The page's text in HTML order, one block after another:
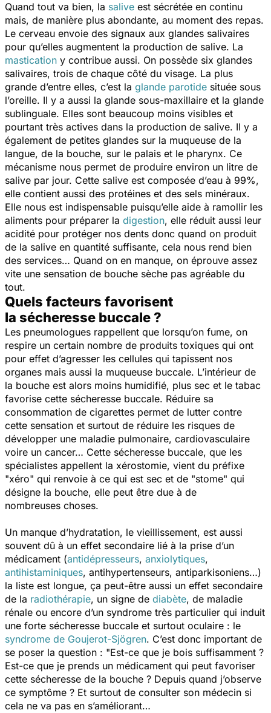
Quand tout va bien, la salive est sécrétée en continu
mais, de manière plus abondante, au moment des repas.
Le cerveau envoie des signaux aux glandes salivaires
pour qu’elles augmentent la production de salive. La
mastication y contribue aussi. On possède six glandes
salivaires, trois de chaque côté du visage. La plus
grande d’entre elles, c’est la glande parotide située sous
l’oreille. Il y a aussi la glande sous-maxillaire et la glande
sublinguale. Elles sont beaucoup moins visibles et
pourtant très actives dans la production de salive. Il y a
également de petites glandes sur la muqueuse de la
langue, de la bouche, sur le palais et le pharynx. Ce
mécanisme nous permet de produire environ un litre de
salive par jour. Cette salive est composée d’eau à 99%,
elle contient aussi des protéines et des sels minéraux.
Elle nous est indispensable puisqu’elle aide à ramollir les
aliments pour préparer la digestion, elle réduit aussi leur
acidité pour protéger nos dents donc quand on produit
de la salive en quantité suffisante, cela nous rend bien
des services… Quand on en manque, on éprouve assez
vite une sensation de bouche sèche pas agréable du
tout.
Quels facteurs favorisent
la sécheresse buccale ?
Les pneumologues rappellent que lorsqu’on fume, on
respire un certain nombre de produits toxiques qui ont
pour effet d’agresser les cellules qui tapissent nos
organes mais aussi la muqueuse buccale. L’intérieur de
la bouche est alors moins humidifié, plus sec et le tabac
favorise cette sécheresse buccale. Réduire sa
consommation de cigarettes permet de lutter contre
cette sensation et surtout de réduire les risques de
développer une maladie pulmonaire, cardiovasculaire
voire un cancer… Cette sécheresse buccale, que les
spécialistes appellent la xérostomie, vient du préfixe
"xéro" qui renvoie à ce qui est sec et de "stome" qui
désigne la bouche, elle peut être due à de
nombreuses choses.
Un manque d’hydratation, le vieillissement, est aussi
souvent dû à un effet secondaire lié à la prise d’un
médicament (antidépresseurs, anxiolytiques,
antihistaminiques, antihypertenseurs, antiparkisoniens…)
la liste est longue, ça peut-être aussi un effet secondaire
de la radiothérapie, un signe de diabète, de maladie
rénale ou encore d’un syndrome très particulier qui induit
une forte sécheresse buccale et surtout oculaire : le
syndrome de Goujerot-Sjögren. C’est donc important de
se poser la question : "Est-ce que je bois suffisamment ?
Est-ce que je prends un médicament qui peut favoriser
cette sécheresse de la bouche ? Depuis quand j’observe
ce symptôme ? Et surtout de consulter son médecin si
cela ne va pas en s’améliorant…